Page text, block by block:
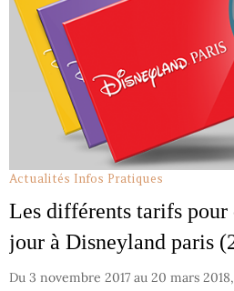
Actualités Infos Pratiques
Les différents tarifs pour
jour à Disneyland paris
Du 3 novembre 2017 au 20 mars